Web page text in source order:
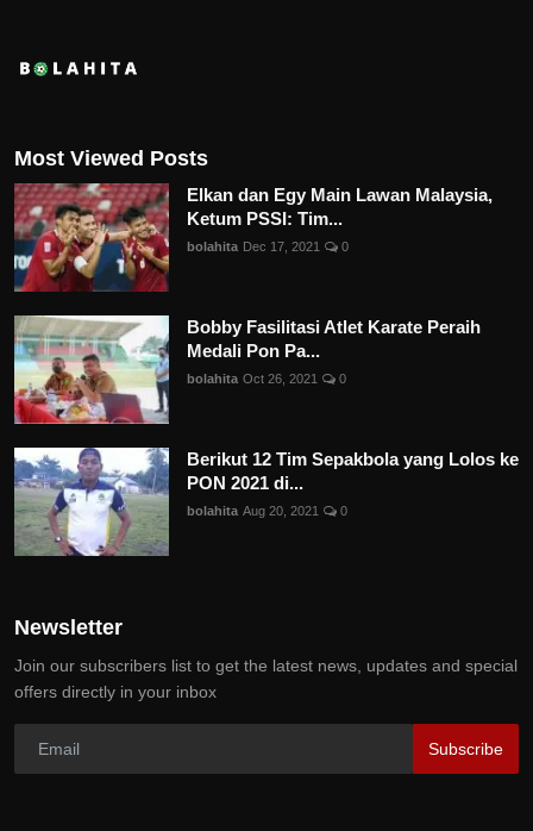
Most Viewed Posts
Elkan dan Egy Main Lawan Malaysia,
Ketum PSSI: Tim...
bolahita Dec 17, 2021 0
Bobby Fasilitasi Atlet Karate Peraih
Medali Pon Pa...
bolahita Oct 26, 2021 0
Berikut 12 Tim Sepakbola yang Lolos ke
PON 2021 di...
bolahita Aug 20, 2021 0
Newsletter
Join our subscribers list to get the latest news, updates and special
offers directly in your inbox
Subscribe